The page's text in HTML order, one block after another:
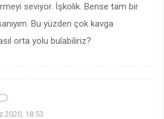
seviyor. İşkolik. Bense tam bir
Bu yüzden çok kavga
orta yolu bulabiliriz?
2020, 18:53